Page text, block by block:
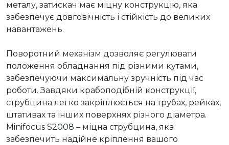
металу, затискач має міцну конструкцію, яка
забезпечує довговічність і стійкість до великих
навантажень.
Поворотний механізм дозволяє регулювати
положення обладнання під різними кутами,
забезпечуючи максимальну зручність під час
роботи. Завдяки крабоподібній конструкції,
струбцина легко закріплюється на трубах, рейках,
штативах та інших поверхнях різного діаметра.
Minifocus S2008 – міцна струбцина, яка
забезпечить надійне кріплення вашого